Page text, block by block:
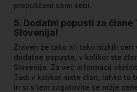
prepuščeni sami sebi.
5. Dodatni popusti za člane
Slovenija!
Zraven že tako ali tako nizkih cen
dodatne popuste, v kolikor ste
Slovenija. Za več informacij
Tudi v kolikor niste član, lahko to
in si s tem zagotovite še nižje